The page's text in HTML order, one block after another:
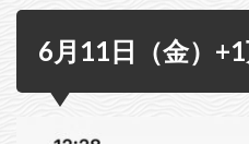
6月11日（金）